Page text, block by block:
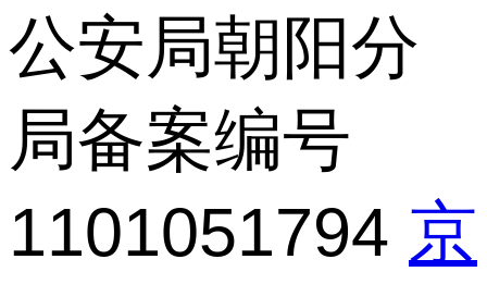
公安局朝阳分
局备案编号
1101051794 京